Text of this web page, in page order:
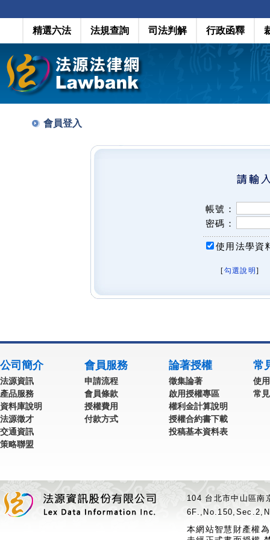
精選六法 法規查詢 司法判解 行政函釋
會員登入
帳號：
密碼：
使用法學資
[勾選說明 ]
公司簡介
法源資訊
產品服務
資料庫說明
法源徵才
交通資訊
策略聯盟
會員服務
申請流程
會員條款
授權費用
付款方式
論著授權
徵集論著
啟用授權專區
權利金計算說明
授權合約書下載
投稿基本資料表
常
使
常
104 台北市中山區
本網站智慧財產權